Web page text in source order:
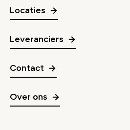
Locaties
Leveranciers
Contact
Over ons